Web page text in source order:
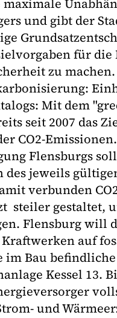
und gibt der
für die
zu machen.
Mit dem
seit 2007 das
CO2-
Flensburgs
jeweils
verbunden
steiler gestaltet,
Flensburg will
auf
im Bau
Kessel 13.
und